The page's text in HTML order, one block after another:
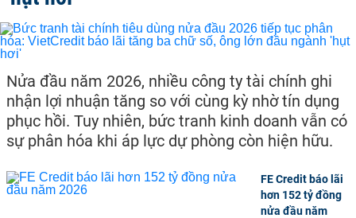
Nửa đầu năm 2026, nhiều công ty tài chính ghi
nhận lợi nhuận tăng so với cùng kỳ nhờ tín dụng
phục hồi. Tuy nhiên, bức tranh kinh doanh vẫn có
sự phân hóa khi áp lực dự phòng còn hiện hữu.
FE Credit báo lãi
hơn 152 tỷ đồng
nửa đầu năm